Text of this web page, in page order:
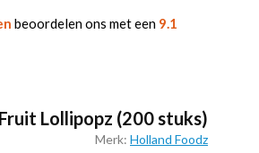
beoordelen ons met een 9.1
Fruit Lollipopz (200 stuks)
Merk: Holland Foodz